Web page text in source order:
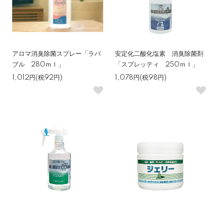
アロマ消臭除菌スプレー「ラバ
ブル 280ｍｌ」
1,012円(税92円)
安定化二酸化塩素 消臭除菌剤
「スプレッティ 250ｍｌ」
1,078円(税98円)